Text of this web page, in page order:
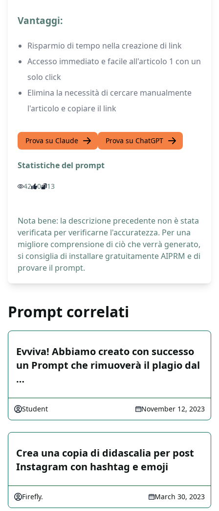
Vantaggi:
Risparmio di tempo nella creazione di link
Accesso immediato e facile all'articolo 1 con un
solo click
Elimina la necessità di cercare manualmente
l'articolo e copiare il link
Prova su Claude Prova su ChatGPT
Statistiche del prompt
42 0 13
Nota bene: la descrizione precedente non è stata
verificata per verificarne l'accuratezza. Per una
migliore comprensione di ciò che verrà generato,
si consiglia di installare gratuitamente AIPRM e di
provare il prompt.
Prompt correlati
Evviva! Abbiamo creato con successo
un Prompt che rimuoverà il plagio dal
…
Student November 12, 2023
Crea una copia di didascalia per post
Instagram con hashtag e emoji
Firefly. March 30, 2023